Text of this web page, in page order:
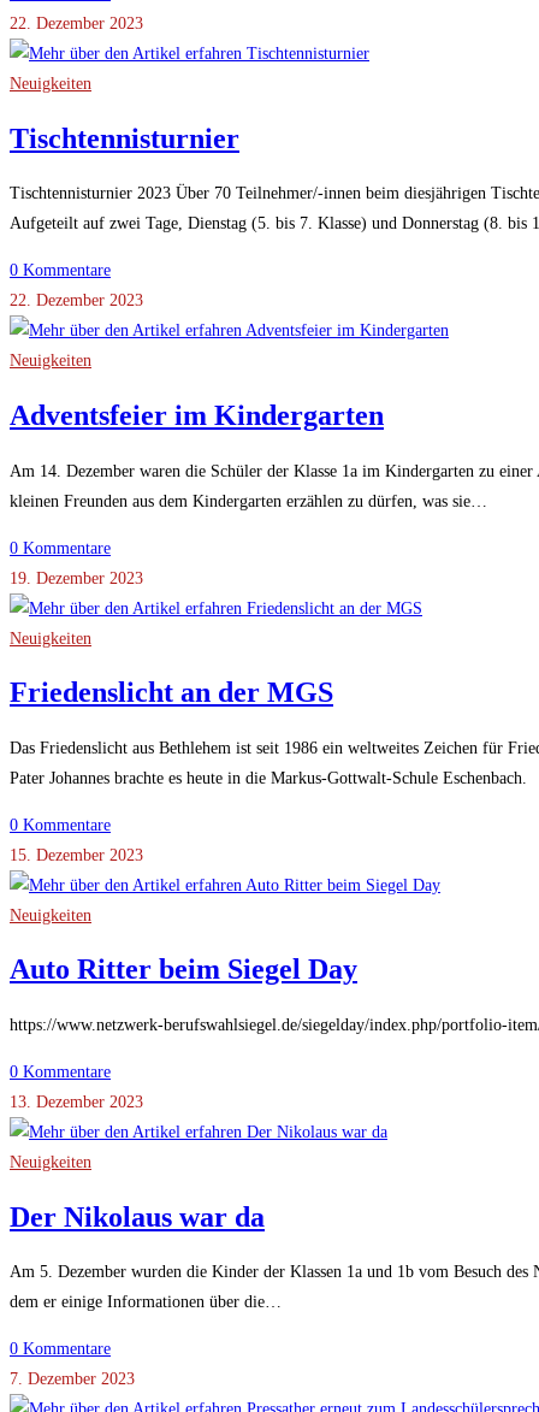
22. Dezember 2023
Neuigkeiten
Tischtennisturnier
Tischtennisturnier 2023 Über 70 Teilnehmer/-innen beim diesjährigen
Aufgeteilt auf zwei Tage, Dienstag (5. bis 7. Klasse) und Donnerstag (8. bis
0 Kommentare
22. Dezember 2023
Neuigkeiten
Adventsfeier im Kindergarten
Am 14. Dezember waren die Schüler der Klasse 1a im Kindergarten zu
kleinen Freunden aus dem Kindergarten erzählen zu dürfen, was sie…
0 Kommentare
19. Dezember 2023
Neuigkeiten
Friedenslicht an der MGS
Das Friedenslicht aus Bethlehem ist seit 1986 ein weltweites Zeichen für
Pater Johannes brachte es heute in die Markus-Gottwalt-Schule Eschenbach.
0 Kommentare
15. Dezember 2023
Neuigkeiten
Auto Ritter beim Siegel Day
https://www.netzwerk-berufswahlsiegel.de/siegelday/index.php/portfolio-
0 Kommentare
13. Dezember 2023
Neuigkeiten
Der Nikolaus war da
Am 5. Dezember wurden die Kinder der Klassen 1a und 1b vom Besuch
dem er einige Informationen über die…
0 Kommentare
7. Dezember 2023